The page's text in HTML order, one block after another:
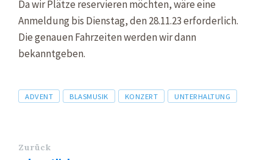
Da wir Plätze reservieren möchten, wäre eine
Anmeldung bis Dienstag, den 28.11.23 erforderlich.
Die genauen Fahrzeiten werden wir dann
bekanntgeben.
Tags
ADVENT BLASMUSIK KONZERT UNTERHALTUNG
Zurück